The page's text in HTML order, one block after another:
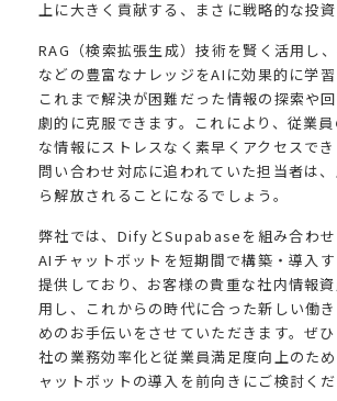
上に大きく貢献する、まさに戦略的な投資
RAG（検索拡張生成）技術を賢く活用し
などの豊富なナレッジをAIに効果的に学習
これまで解決が困難だった情報の探索や
劇的に克服できます。これにより、従業
な情報にストレスなく素早くアクセスでき
問い合わせ対応に追われていた担当者は
ら解放されることになるでしょう。
弊社では、DifyとSupabaseを組み合わせ
AIチャットボットを短期間で構築・導入
提供しており、お客様の貴重な社内情報
用し、これからの時代に合った新しい働
めのお手伝いをさせていただきます。ぜ
社の業務効率化と従業員満足度向上のた
ャットボットの導入を前向きにご検討くだ